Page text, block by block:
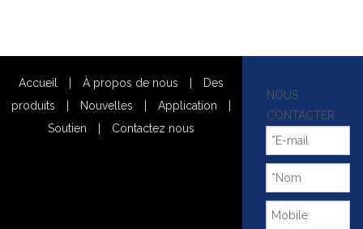
Accueil À propos de nous
Des
produits
Nouvelles Application
Soutien
Contactez nous
NOUS
CONTACTER